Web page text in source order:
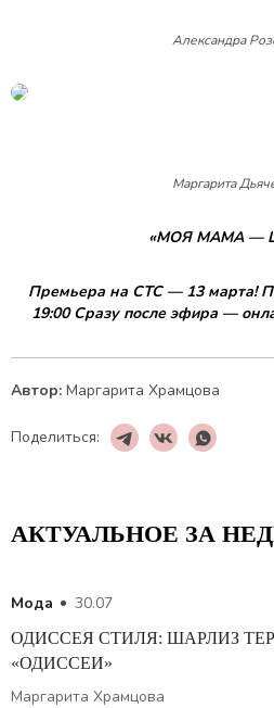
Александра
Маргарита
«МОЯ МАМА —
Премьера на СТС — 13 марта!
19:00 Сразу после эфира —
Автор: Маргарита Храмцова
Поделиться:
АКТУАЛЬНОЕ ЗА
Мода 30.07
ОДИССЕЯ СТИЛЯ: ШАРЛИЗ
«ОДИССЕИ»
Маргарита Храмцова